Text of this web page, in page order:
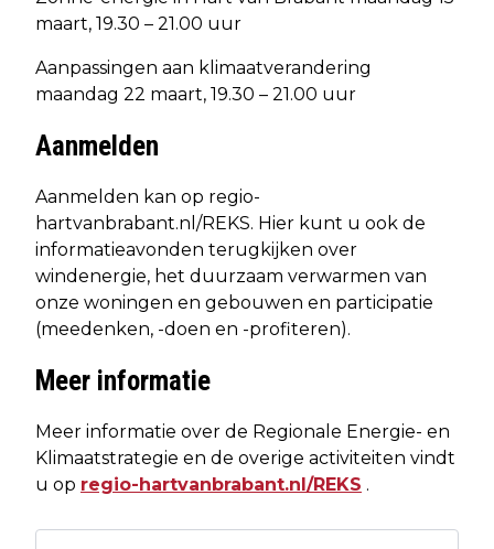
maart, 19.30 – 21.00 uur
Aanpassingen aan klimaatverandering
maandag 22 maart, 19.30 – 21.00 uur
Aanmelden
Aanmelden kan op regio-
hartvanbrabant.nl/REKS. Hier kunt u ook de
informatieavonden terugkijken over
windenergie, het duurzaam verwarmen van
onze woningen en gebouwen en participatie
(meedenken, -doen en -profiteren).
Meer informatie
Meer informatie over de Regionale Energie- en
Klimaatstrategie en de overige activiteiten vindt
u op regio-hartvanbrabant.nl/REKS .